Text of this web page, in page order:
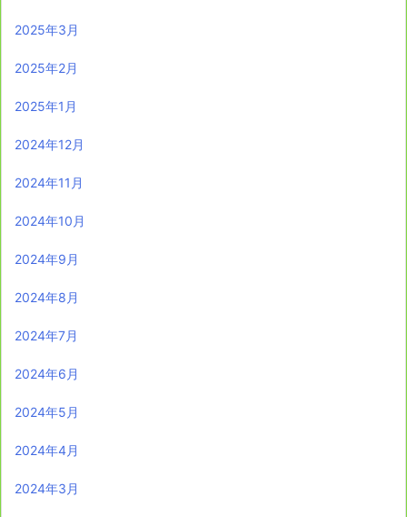
2025年3月
2025年2月
2025年1月
2024年12月
2024年11月
2024年10月
2024年9月
2024年8月
2024年7月
2024年6月
2024年5月
2024年4月
2024年3月